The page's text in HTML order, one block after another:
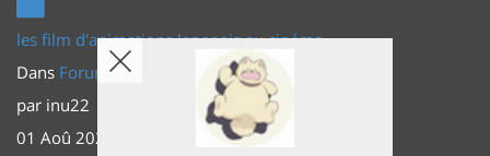
les film d'animations Japonais au cinéma
Dans Forum Principal
Actus (TV, vidéo, web)
par inu22
01 Aoû 2026 20:56